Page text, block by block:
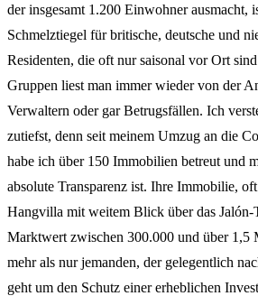
der insgesamt 1.200 Einwohner ausmacht,
Schmelztiegel für britische, deutsche und
Residenten, die oft nur saisonal vor Ort
Gruppen liest man immer wieder von der
Verwaltern oder gar Betrugsfällen. Ich
zutiefst, denn seit meinem Umzug an die
habe ich über 150 Immobilien betreut und
absolute Transparenz ist. Ihre Immobilie,
Hangvilla mit weitem Blick über das Jalón-
Marktwert zwischen 300.000 und über 1,5
mehr als nur jemanden, der gelegentlich
geht um den Schutz einer erheblichen